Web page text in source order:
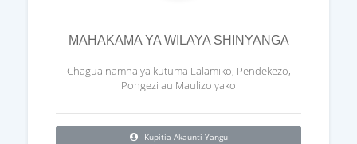
MAHAKAMA YA WILAYA SHINYANGA
Chagua namna ya kutuma Lalamiko, Pendekezo,
Pongezi au Maulizo yako
Kupitia Akaunti Yangu